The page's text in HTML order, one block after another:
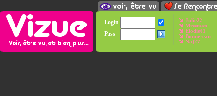
Login
Pass
Julie22
Mrssusan
Elodie01
Bonnereau
Naj27